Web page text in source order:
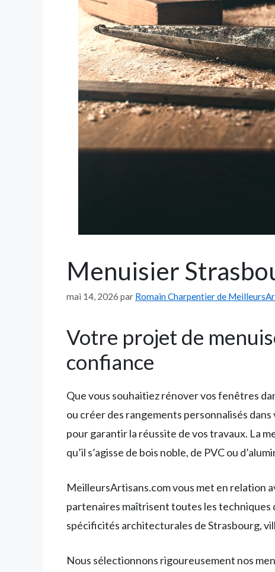
Menuisier
mai 14, 2026 par Romain Charpentier de
Votre projet de
confiance
Que vous souhaitiez rénover vos fenêtres
ou créer des rangements personnalisés
pour garantir la réussite de vos travaux. La
qu’il s’agisse de bois noble, de PVC ou
MeilleursArtisans.com vous met en relation
partenaires maîtrisent toutes les techniques
spécificités architecturales de Strasbourg,
Nous sélectionnons rigoureusement nos